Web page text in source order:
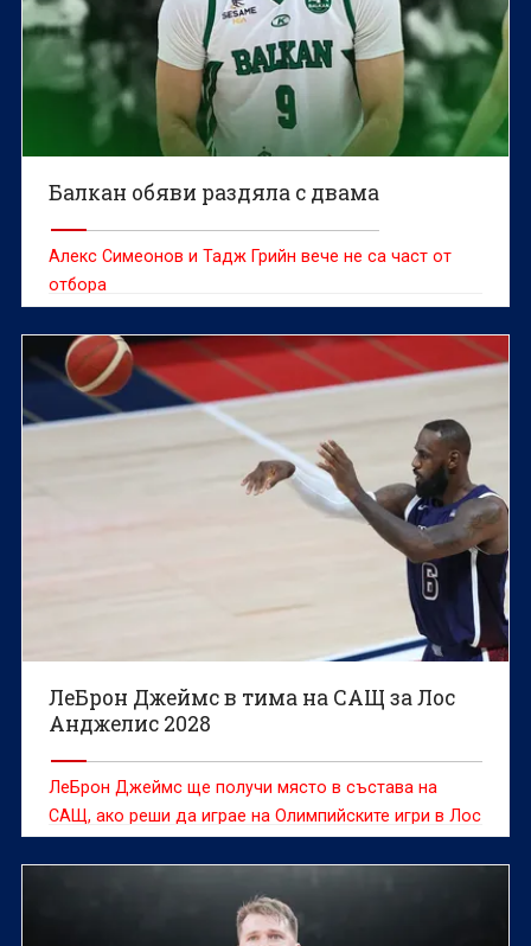
Балкан обяви раздяла с двама
Алекс Симеонов и Тадж Грийн вече не са част от
отбора
ЛеБрон Джеймс в тима на САЩ за Лос
Анджелис 2028
ЛеБрон Джеймс ще получи място в състава на
САЩ, ако реши да играе на Олимпийските игри в Лос
Анджелис